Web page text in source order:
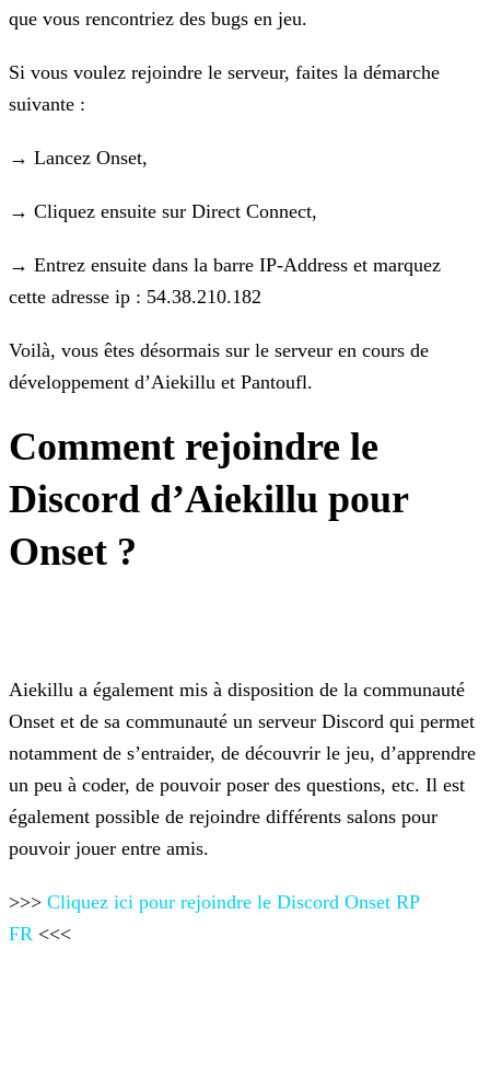
que vous rencontriez des bugs en jeu.
Si vous voulez rejoindre le serveur, faites la démarche
suivante :
→ Lancez Onset,
→ Cliquez ensuite sur Direct Connect,
→ Entrez ensuite dans la barre IP-Address et marquez
cette adresse ip : 54.38.210.182
Voilà, vous êtes désormais sur le serveur en cours de
développement d’Aiekillu et Pantoufl.
Comment rejoindre le
Discord d’Aiekillu pour
Onset ?
Aiekillu a également mis à disposition de la communauté
Onset et de sa communauté un serveur Discord qui permet
notamment de s’entraider, de découvrir le jeu, d’apprendre
un peu à coder, de pouvoir poser des questions, etc. Il est
également possible de rejoindre différents salons pour
pouvoir jouer entre amis.
>>> Cliquez ici pour rejoindre le Discord Onset RP
FR <<<